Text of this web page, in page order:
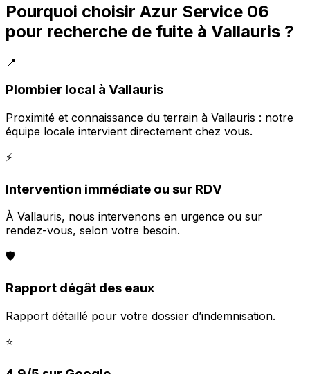
Pourquoi choisir Azur Service 06
pour recherche de fuite à Vallauris ?
📍
Plombier local à Vallauris
Proximité et connaissance du terrain à Vallauris : notre
équipe locale intervient directement chez vous.
⚡
Intervention immédiate ou sur RDV
À Vallauris, nous intervenons en urgence ou sur
rendez-vous, selon votre besoin.
🛡️
Rapport dégât des eaux
Rapport détaillé pour votre dossier d’indemnisation.
⭐